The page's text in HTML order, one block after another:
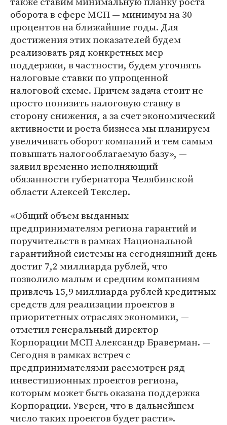
оборота в сфере МСП — минимум на 30
процентов на ближайшие годы. Для
достижения этих показателей будем
реализовать ряд конкретных мер
поддержки, в частности, будем уточнять
налоговые ставки по упрощенной
налоговой схеме. Причем задача стоит не
просто понизить налоговую ставку в
сторону снижения, а за счет экономический
активности и роста бизнеса мы планируем
увеличивать оборот компаний и тем самым
повышать налогооблагаемую базу», —
заявил временно исполняющий
обязанности губернатора Челябинской
области Алексей Текслер.
«Общий объем выданных
предпринимателям региона гарантий и
поручительств в рамках Национальной
гарантийной системы на сегодняшний день
достиг 7,2 миллиарда рублей, что
позволило малым и средним компаниям
привлечь 15,9 миллиарда рублей кредитных
средств для реализации проектов в
приоритетных отраслях экономики, —
отметил генеральный директор
Корпорации МСП Александр Браверман. —
Сегодня в рамках встреч с
предпринимателями рассмотрен ряд
инвестиционных проектов региона,
которым может быть оказана поддержка
Корпорации. Уверен, что в дальнейшем
число таких проектов будет расти».